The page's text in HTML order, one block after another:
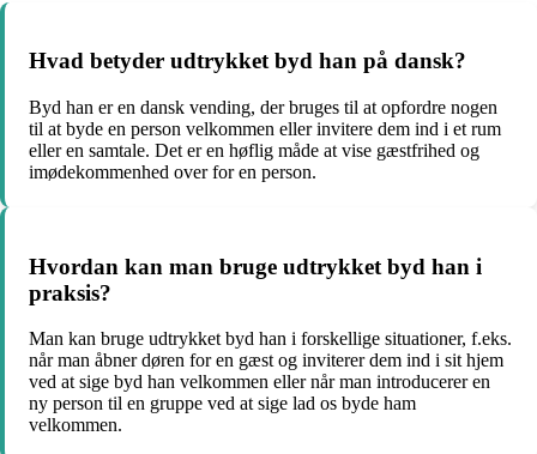
Hvad betyder udtrykket byd han på dansk?
Byd han er en dansk vending, der bruges til at opfordre nogen
til at byde en person velkommen eller invitere dem ind i et rum
eller en samtale. Det er en høflig måde at vise gæstfrihed og
imødekommenhed over for en person.
Hvordan kan man bruge udtrykket byd han i
praksis?
Man kan bruge udtrykket byd han i forskellige situationer, f.eks.
når man åbner døren for en gæst og inviterer dem ind i sit hjem
ved at sige byd han velkommen eller når man introducerer en
ny person til en gruppe ved at sige lad os byde ham
velkommen.